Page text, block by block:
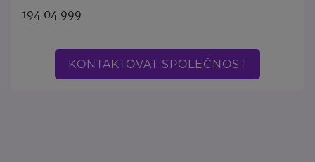
194 04 999
KONTAKTOVAT SPOLEČNOST